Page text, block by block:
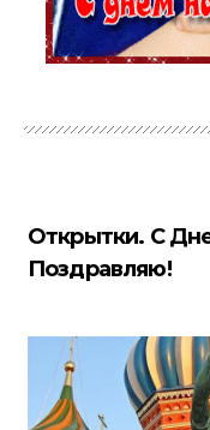
Открытки. С
Поздравляю!